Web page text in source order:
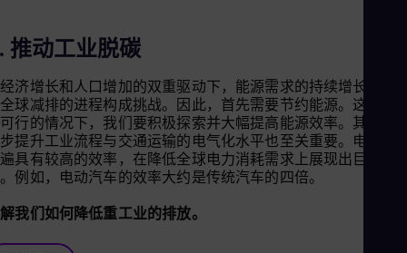
推动工业脱碳
济增长和人口增加的双重驱动下，能源需求的持续增长可能
球减排的进程构成挑战。因此，首先需要节约能源。这意味
行的情况下，我们要积极探索并大幅提高能源效率。其次，
提升工业流程与交通运输的电气化水平也至关重要。电气技
具有较高的效率，在降低全球电力消耗需求上展现出巨大的
例如，电动汽车的效率大约是传统汽车的四倍。
我们如何降低重工业的排放。